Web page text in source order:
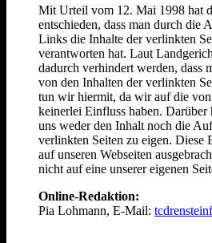
Mit Urteil vom 12. Mai 1998 hat
entschieden, dass man durch die
Links die Inhalte der verlinkten
verantworten hat. Laut
dadurch verhindert werden, dass
von den Inhalten der verlinkten
tun wir hiermit, da wir auf die
keinerlei Einfluss haben. Darüber
uns weder den Inhalt noch die
verlinkten Seiten zu eigen. Diese
auf unseren Webseiten
nicht auf eine unserer eigenen
Online-Redaktion:
Pia Lohmann, E-Mail: